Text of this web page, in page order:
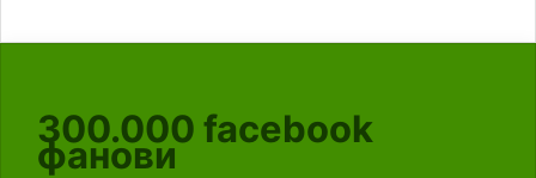
300.000 facebook
фанови